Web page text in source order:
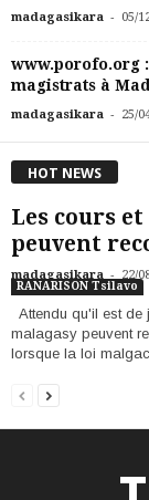
madagasikara - 05/
www.porofo.org
magistrats à
madagasikara - 25/
HOT NEWS
Les cours
peuvent
madagasikara - 22/
RANARISON Tsilavo
Attendu qu'il est de
malagasy peuvent
lorsque la loi